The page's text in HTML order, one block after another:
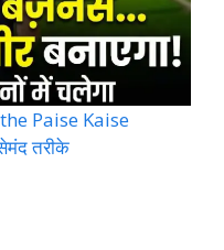
Paise Kaise
तरीके